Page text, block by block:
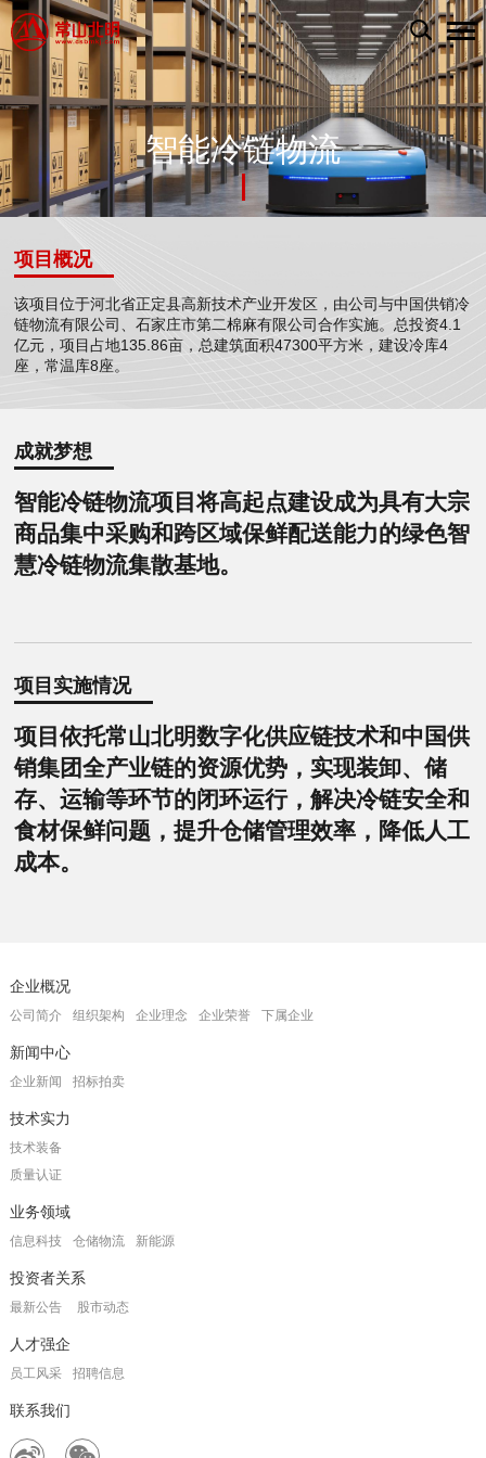
智能冷链物流
项目概况
该项目位于河北省正定县高新技术产业开发区，由公司与中国供销冷
链物流有限公司、石家庄市第二棉麻有限公司合作实施。总投资4.1
亿元，项目占地135.86亩，总建筑面积47300平方米，建设冷库4
座，常温库8座。
成就梦想
智能冷链物流项目将高起点建设成为具有大宗
商品集中采购和跨区域保鲜配送能力的绿色智
慧冷链物流集散基地。
项目实施情况
项目依托常山北明数字化供应链技术和中国供
销集团全产业链的资源优势，实现装卸、储
存、运输等环节的闭环运行，解决冷链安全和
食材保鲜问题，提升仓储管理效率，降低人工
成本。
企业概况
公司简介 组织架构 企业理念 企业荣誉 下属企业
新闻中心
企业新闻 招标拍卖
技术实力
技术装备
质量认证
业务领域
信息科技 仓储物流 新能源
投资者关系
最新公告 股市动态
人才强企
员工风采 招聘信息
联系我们